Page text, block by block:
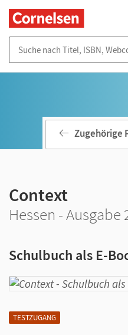
TESTZUGANG
Zugehörige
Context
Hessen - Ausgabe
Schulbuch als E-